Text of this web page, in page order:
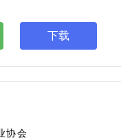
下载
协会